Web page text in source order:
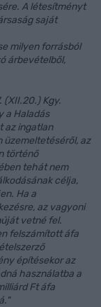
A létesítményt
saját
milyen forrásból
árbevételből,
Kgy.
a Haladás
az ingatlan
üzemeltetéséről, az
történő
tehát nem
célja,
Ha a
az vagyoni
vetné fel.
felszámított áfa
építésekor az
használatba a
Ft áfa